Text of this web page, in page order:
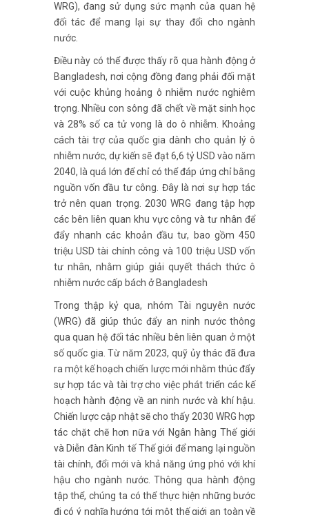
và 28% số ca tử vong là do ô nhiễm. Khoảng
cách tài trợ của quốc gia dành cho quản lý ô
nhiễm nước, dự kiến sẽ đạt 6,6 tỷ USD vào năm
2040, là quá lớn để chỉ có thể đáp ứng chỉ bằng
nguồn vốn đầu tư công. Đây là nơi sự hợp tác
trở nên quan trọng. 2030 WRG đang tập hợp
các bên liên quan khu vực công và tư nhân để
đẩy nhanh các khoản đầu tư, bao gồm 450
triệu USD tài chính công và 100 triệu USD vốn
tư nhân, nhằm giúp giải quyết thách thức ô
nhiễm nước cấp bách ở Bangladesh
Trong thập kỷ qua, nhóm Tài nguyên nước
(WRG) đã giúp thúc đẩy an ninh nước thông
qua quan hệ đối tác nhiều bên liên quan ở một
số quốc gia. Từ năm 2023, quỹ ủy thác đã đưa
ra một kế hoạch chiến lược mới nhằm thúc đẩy
sự hợp tác và tài trợ cho việc phát triển các kế
hoạch hành động về an ninh nước và khí hậu.
Chiến lược cập nhật sẽ cho thấy 2030 WRG hợp
tác chặt chẽ hơn nữa với Ngân hàng Thế giới
và Diễn đàn Kinh tế Thế giới để mang lại nguồn
tài chính, đổi mới và khả năng ứng phó với khí
hậu cho ngành nước. Thông qua hành động
tập thể, chúng ta có thể thực hiện những bước
đi có ý nghĩa hướng tới một thế giới an toàn về
nước.
TS. Hạ Thuý Hạnh
Phó Viện trưởng Viện NC Cấp Thoát nước và MT
(Tổng hợp từ World Economic Forum, tháng 9-
10 năm 2023)